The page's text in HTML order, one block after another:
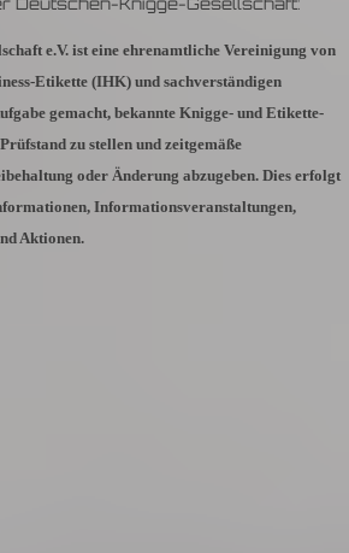
Deutschen-Knigge-Gesellschaft:
e.V. ist eine ehrenamtliche Vereinigung von
Etikette (IHK) und sachverständigen
gemacht, bekannte Knigge- und Etikette-
zu stellen und zeitgemäße
oder Änderung abzugeben. Dies erfolgt
Informationsveranstaltungen,
Aktionen.